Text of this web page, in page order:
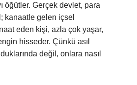
öğütler. Gerçek devlet, para
kanaatle gelen içsel
eden kişi, azla çok yaşar,
hisseder. Çünkü asıl
değil, onlara nasıl